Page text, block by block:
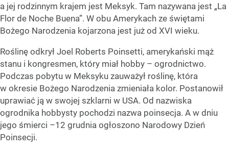
a jej rodzinnym krajem jest Meksyk. Tam nazywana jest „La
Flor de Noche Buena”. W obu Amerykach ze świętami
Bożego Narodzenia kojarzona jest już od XVI wieku.
Roślinę odkrył Joel Roberts Poinsetti, amerykański mąż
stanu i kongresmen, który miał hobby – ogrodnictwo.
Podczas pobytu w Meksyku zauważył roślinę, która
w okresie Bożego Narodzenia zmieniała kolor. Postanowił
uprawiać ją w swojej szklarni w USA. Od nazwiska
ogrodnika hobbysty pochodzi nazwa poinsecja. A w dniu
jego śmierci –12 grudnia ogłoszono Narodowy Dzień
Poinsecji.